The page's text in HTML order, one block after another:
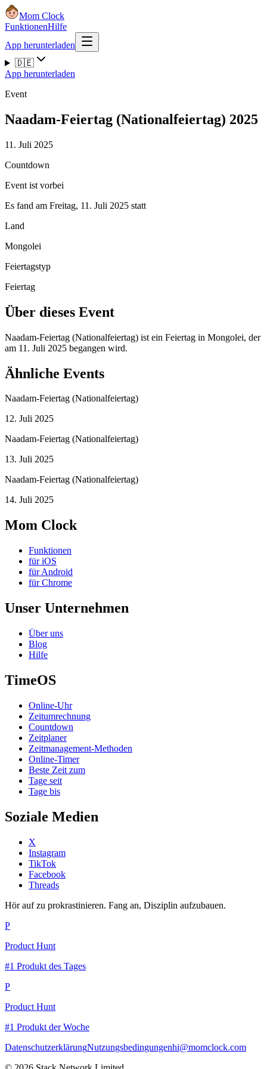
Mom Clock
FunktionenHilfe
App herunterladen
🇩🇪
App herunterladen
Event
Naadam-Feiertag (Nationalfeiertag) 2025
11. Juli 2025
Countdown
Event ist vorbei
Es fand am Freitag, 11. Juli 2025 statt
Land
Mongolei
Feiertagstyp
Feiertag
Über dieses Event
Naadam-Feiertag (Nationalfeiertag) ist ein Feiertag in Mongolei, der
am 11. Juli 2025 begangen wird.
Ähnliche Events
Naadam-Feiertag (Nationalfeiertag)
12. Juli 2025
Naadam-Feiertag (Nationalfeiertag)
13. Juli 2025
Naadam-Feiertag (Nationalfeiertag)
14. Juli 2025
Mom Clock
Funktionen
für iOS
für Android
für Chrome
Unser Unternehmen
Über uns
Blog
Hilfe
TimeOS
Online-Uhr
Zeitumrechnung
Countdown
Zeitplaner
Zeitmanagement-Methoden
Online-Timer
Beste Zeit zum
Tage seit
Tage bis
Soziale Medien
X
Instagram
TikTok
Facebook
Threads
Hör auf zu prokrastinieren. Fang an, Disziplin aufzubauen.
P
Product Hunt
#1 Produkt des Tages
P
Product Hunt
#1 Produkt der Woche
DatenschutzerklärungNutzungsbedingungenhi@momclock.com